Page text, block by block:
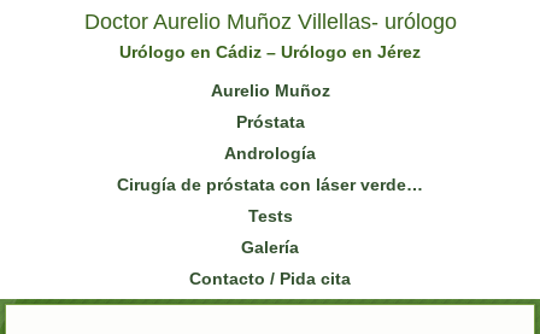
Doctor Aurelio Muñoz Villellas- urólogo
Urólogo en Cádiz – Urólogo en Jérez
Aurelio Muñoz
Próstata
Andrología
Cirugía de próstata con láser verde…
Tests
Galería
Contacto / Pida cita